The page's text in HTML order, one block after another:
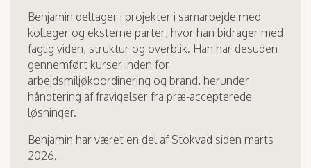
Benjamin deltager i projekter i samarbejde med
kolleger og eksterne parter, hvor han bidrager med
faglig viden, struktur og overblik. Han har desuden
gennemført kurser inden for
arbejdsmiljøkoordinering og brand, herunder
håndtering af fravigelser fra præ-accepterede
løsninger.
Benjamin har været en del af Stokvad siden marts
2026.